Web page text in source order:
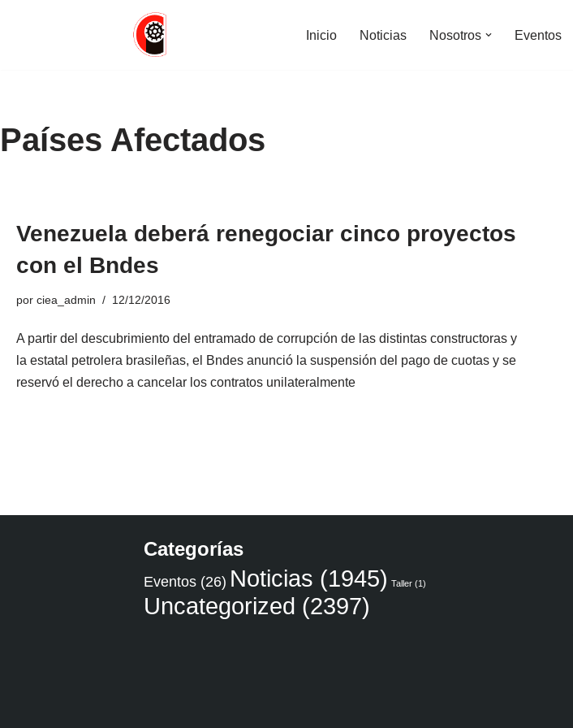
Inicio Noticias Nosotros Eventos
Países Afectados
Venezuela deberá renegociar cinco proyectos
con el Bndes
por ciea_admin 12/12/2016
A partir del descubrimiento del entramado de corrupción de las distintas constructoras y
la estatal petrolera brasileñas, el Bndes anunció la suspensión del pago de cuotas y se
reservó el derecho a cancelar los contratos unilateralmente
Categorías
Eventos (26) Noticias (1945) Taller (1)
Uncategorized (2397)